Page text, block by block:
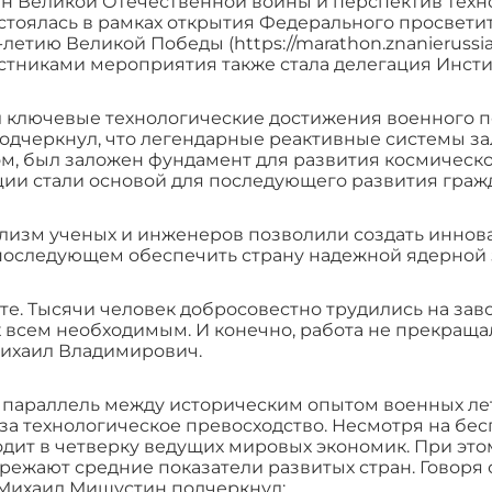
в рамках открытия Федерального
Великой Победы (https://
мероприятия также стала делегация
технологические достижения военного
что легендарные реактивные системы
был заложен фундамент для развития
стали основой для последующего развития
ученых и инженеров позволили создать
обеспечить страну надежной ядерной
Тысячи человек добросовестно трудились на
необходимым. И конечно, работа не
Владимирович.
параллель между историческим опытом военных
технологическое превосходство. Несмотря на
в четверку ведущих мировых экономик. При
средние показатели развитых стран.